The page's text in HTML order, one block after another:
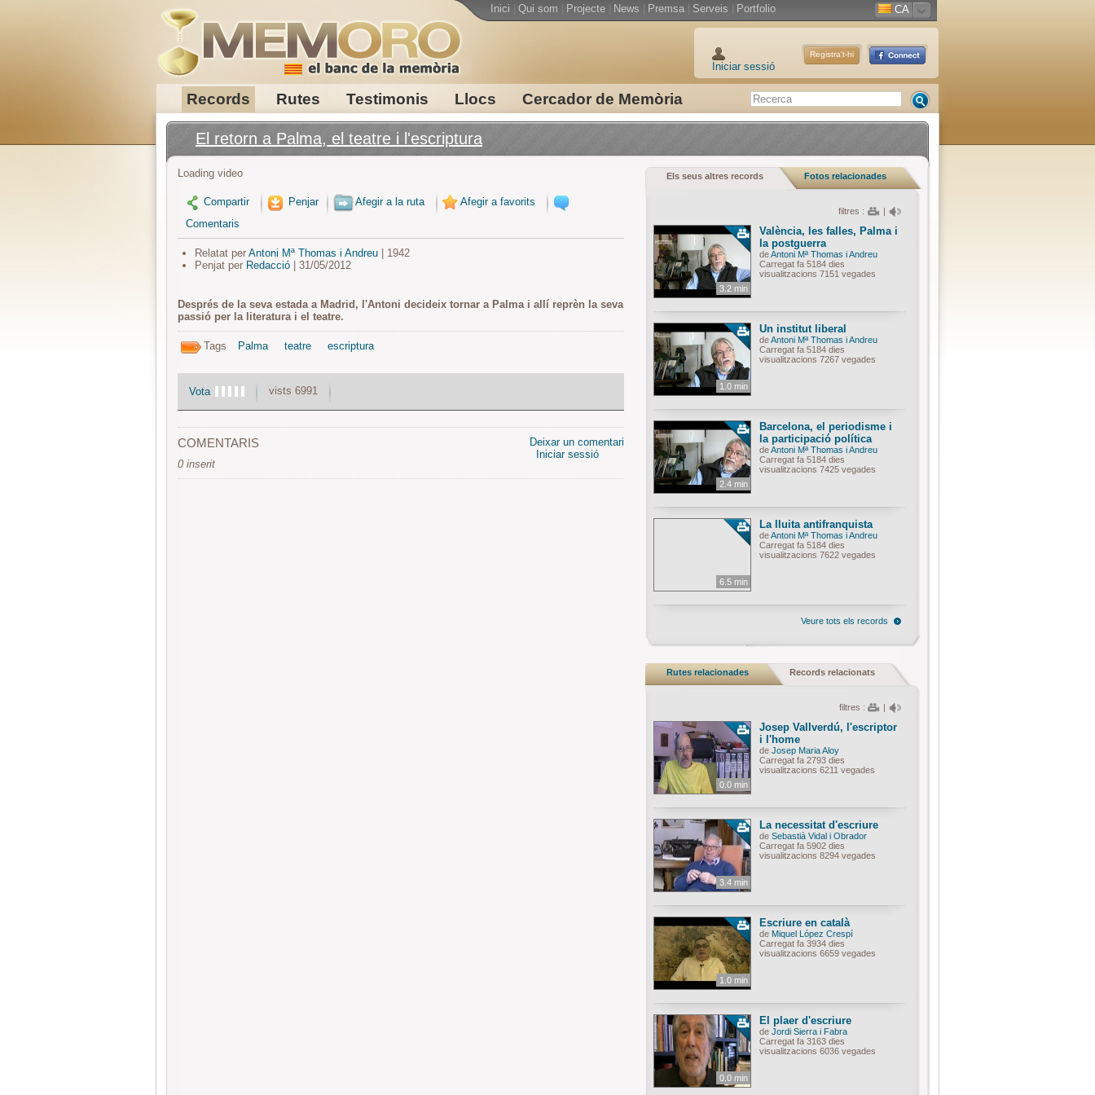
Records Rutes Testimonis Llocs Cercador de Memòria
Inici Qui som Projecte News Premsa Serveis Portfolio CA
Iniciar sessió
Registra't-hi
El retorn a Palma, el teatre i l'escriptura
Loading video
Compartir Penjar Afegir a la ruta
Afegir a favorits
Comentaris
Relatat per Antoni Mª Thomas i Andreu| 1942
Penjat per Redacció| 31/05/2012
Després de la seva estada a Madrid, l'Antoni decideix tornar a Palma i allí reprèn la seva
passió per la literatura i el teatre.
Tags Palma teatre escriptura
Vota vists 6991
COMENTARIS
0 inserit
Deixar un comentari
Iniciar sessió
Els seus altres records Fotos relacionades
filtres : |
3.2 min
València, les falles, Palma i
la postguerra
deAntoni Mª Thomas i Andreu
Carregat fa 5184 dies
visualitzacions 7151 vegades
1.0 min
Un institut liberal
deAntoni Mª Thomas i Andreu
Carregat fa 5184 dies
visualitzacions 7267 vegades
2.4 min
Barcelona, el periodisme i
la participació política
deAntoni Mª Thomas i Andreu
Carregat fa 5184 dies
visualitzacions 7425 vegades
6.5 min
La lluita antifranquista
deAntoni Mª Thomas i Andreu
Carregat fa 5184 dies
visualitzacions 7622 vegades
Veure tots els records
Rutes relacionades Records relacionats
filtres : |
0.0 min
Josep Vallverdú, l'escriptor
i l'home
de Josep Maria Aloy
Carregat fa 2793 dies
visualitzacions 6211 vegades
3.4 min
La necessitat d'escriure
de Sebastià Vidal i Obrador
Carregat fa 5902 dies
visualitzacions 8294 vegades
1.0 min
Escriure en català
de Miquel López Crespí
Carregat fa 3934 dies
visualitzacions 6659 vegades
0.0 min
El plaer d'escriure
de Jordi Sierra i Fabra
Carregat fa 3163 dies
visualitzacions 6036 vegades